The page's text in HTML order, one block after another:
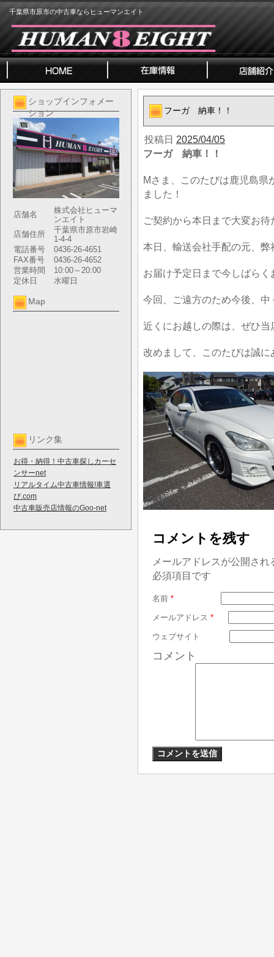
千葉県市原市の中古車ならヒューマンエイト
ショップインフォメー
ション
店舗名
株式会社ヒューマ
ンエイト
店舗住所
千葉県市原市岩崎
1-4-4
電話番号
0436-26-4651
FAX番号
0436-26-4652
営業時間
10:00～20:00
定休日
水曜日
Map
リンク集
お得・納得！中古車探しカーセ
ンサーnet
リアルタイム中古車情報!車選
び.com
中古車販売店情報のGoo-net
フーガ 納車！！
投稿日 2025/04/05
フーガ 納車！！
Mさま、このたびは鹿児島県
ました！
ご契約から本日まで大変お
本日、輸送会社手配の元、
お届け予定日まで今しばら
今回、ご遠方のため今後、
近くにお越しの際は、ぜひ
改めまして、このたびは誠
コメントを残す
メールアドレスが公開さ
必須項目です
名前 *
メールアドレス *
ウェブサイト
コメント